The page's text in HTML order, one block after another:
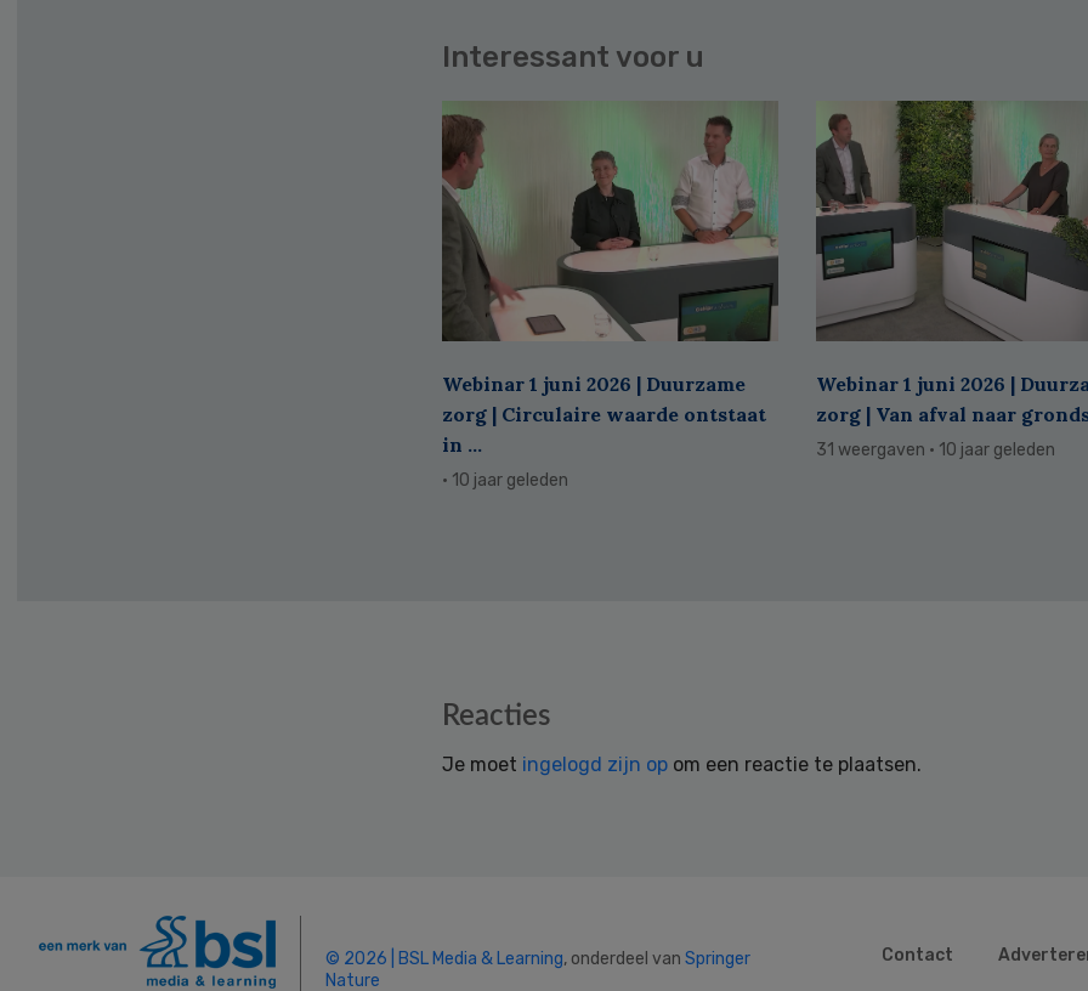
Interessant voor u
Webinar 1 juni 2026 | Duurzame
zorg | Circulaire waarde ontstaat
in ...
· 10 jaar geleden
Webinar 1 juni 2026 |
zorg | Van afval naar
31 weergaven · 10 jaar geleden
Reacties
Je moet ingelogd zijn op om een reactie te plaatsen.
© 2026 | BSL Media & Learning, onderdeel van Springer
Nature
Contact